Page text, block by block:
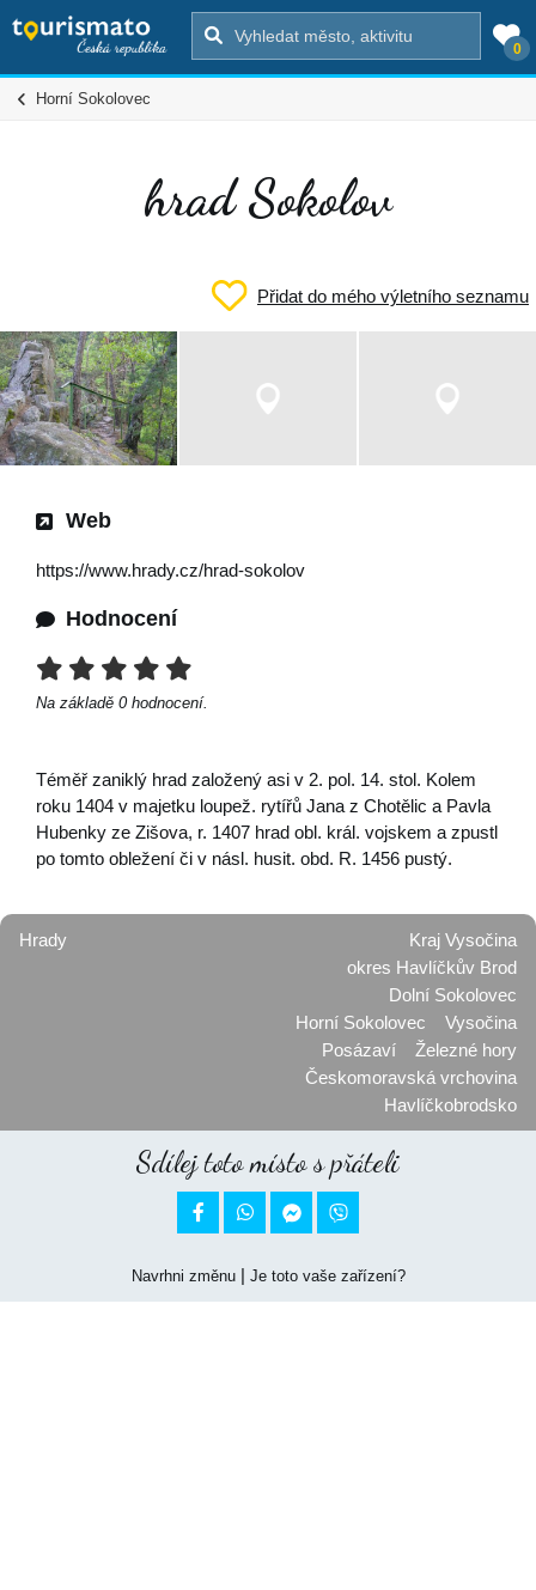
0
Horní Sokolovec
hrad Sokolov
Přidat do mého výletního seznamu
Web
https://www.hrady.cz/hrad-sokolov
Hodnocení
Na základě 0 hodnocení.
Téměř zaniklý hrad založený asi v 2. pol. 14. stol. Kolem
roku 1404 v majetku loupež. rytířů Jana z Chotělic a Pavla
Hubenky ze Zišova, r. 1407 hrad obl. král. vojskem a zpustl
po tomto obležení či v násl. husit. obd. R. 1456 pustý.
Hrady
Kraj Vysočina
okres Havlíčkův Brod
Dolní Sokolovec
Horní Sokolovec
Vysočina
Posázaví
Železné hory
Českomoravská vrchovina
Havlíčkobrodsko
Sdílej toto místo s přáteli
 
Navrhni změnu| Je toto vaše zařízení?